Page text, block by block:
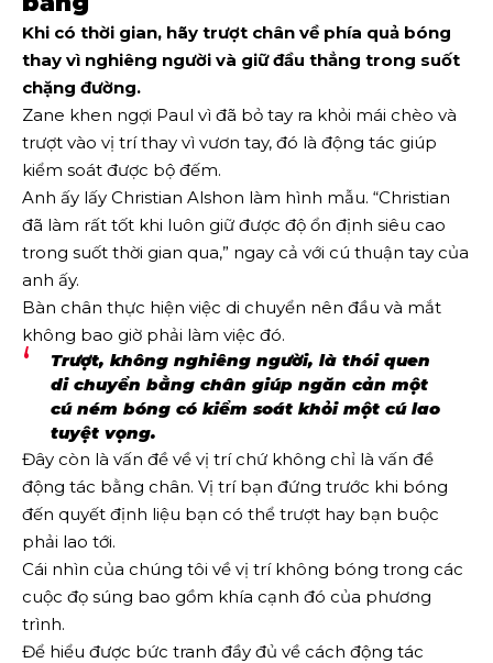
Khi có thời gian, hãy trượt chân về phía quả bóng
thay vì nghiêng người và giữ đầu thẳng trong suốt
chặng đường.
Zane khen ngợi Paul vì đã bỏ tay ra khỏi mái chèo và
trượt vào vị trí thay vì vươn tay, đó là động tác giúp
kiểm soát được bộ đếm.
Anh ấy lấy Christian Alshon làm hình mẫu. “Christian
đã làm rất tốt khi luôn giữ được độ ổn định siêu cao
trong suốt thời gian qua,” ngay cả với cú thuận tay của
anh ấy.
Bàn chân thực hiện việc di chuyển nên đầu và mắt
không bao giờ phải làm việc đó.
Trượt, không nghiêng người, là thói quen
di chuyển bằng chân giúp ngăn cản một
cú ném bóng có kiểm soát khỏi một cú lao
tuyệt vọng.
Đây còn là vấn đề về vị trí chứ không chỉ là vấn đề
động tác bằng chân. Vị trí bạn đứng trước khi bóng
đến quyết định liệu bạn có thể trượt hay bạn buộc
phải lao tới.
Cái nhìn của chúng tôi về vị trí không bóng trong các
cuộc đọ súng bao gồm khía cạnh đó của phương
trình.
Để hiểu được bức tranh đầy đủ về cách động tác